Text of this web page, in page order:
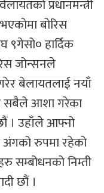
प्रधानमन्त्री
बोरिस
हार्दिक
जोन्सनले
बेलायतलाई नयाँ
सबैले आशा गरेका
। उहाँले आफ्नो
अंगको रुपमा रहेको
सम्बोधनको निम्ती
छौं ।